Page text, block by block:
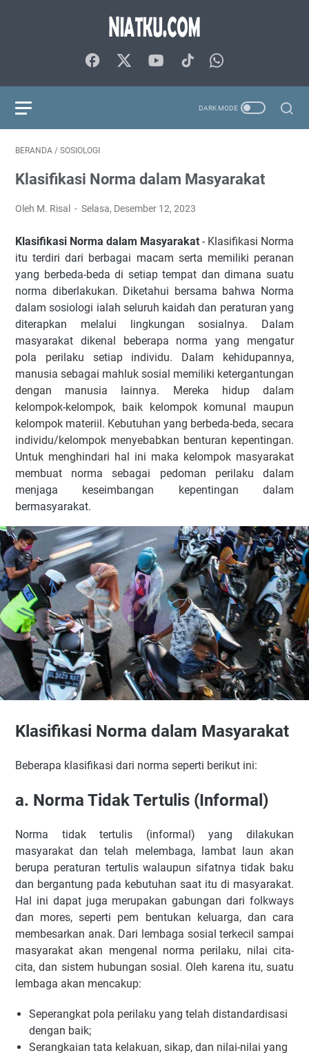
BERANDA / SOSIOLOGI
Klasifikasi Norma dalam Masyarakat
Oleh M. Risal Selasa, Desember 12, 2023
Klasifikasi Norma dalam Masyarakat - Klasifikasi Norma
itu terdiri dari berbagai macam serta memiliki peranan
yang berbeda-beda di setiap tempat dan dimana suatu
norma diberlakukan. Diketahui bersama bahwa Norma
dalam sosiologi ialah seluruh kaidah dan peraturan yang
diterapkan melalui lingkungan sosialnya. Dalam
masyarakat dikenal beberapa norma yang mengatur
pola perilaku setiap individu. Dalam kehidupannya,
manusia sebagai mahluk sosial memiliki ketergantungan
dengan manusia lainnya. Mereka hidup dalam
kelompok-kelompok, baik kelompok komunal maupun
kelompok materiil. Kebutuhan yang berbeda-beda, secara
individu/kelompok menyebabkan benturan kepentingan.
Untuk menghindari hal ini maka kelompok masyarakat
membuat norma sebagai pedoman perilaku dalam
menjaga keseimbangan kepentingan dalam
bermasyarakat.
Klasifikasi Norma dalam Masyarakat
Beberapa klasifikasi dari norma seperti berikut ini:
a. Norma Tidak Tertulis (Informal)
Norma tidak tertulis (informal) yang dilakukan
masyarakat dan telah melembaga, lambat laun akan
berupa peraturan tertulis walaupun sifatnya tidak baku
dan bergantung pada kebutuhan saat itu di masyarakat.
Hal ini dapat juga merupakan gabungan dari folkways
dan mores, seperti pem bentukan keluarga, dan cara
membesarkan anak. Dari lembaga sosial terkecil sampai
masyarakat akan mengenal norma perilaku, nilai cita-
cita, dan sistem hubungan sosial. Oleh karena itu, suatu
lembaga akan mencakup:
Seperangkat pola perilaku yang telah distandardisasi
dengan baik;
Serangkaian tata kelakuan, sikap, dan nilai-nilai yang